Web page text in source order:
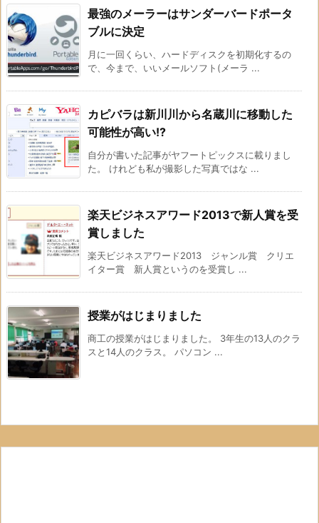
最強のメーラーはサンダーバードポータ
ブルに決定
月に一回くらい、ハードディスクを初期化するの
で、今まで、いいメールソフト(メーラ ...
カピバラは新川川から名蔵川に移動した
可能性が高い!?
自分が書いた記事がヤフートピックスに載りまし
た。 けれども私が撮影した写真ではな ...
楽天ビジネスアワード2013で新人賞を受
賞しました
楽天ビジネスアワード2013 ジャンル賞 クリエ
イター賞 新人賞というのを受賞し ...
授業がはじまりました
商工の授業がはじまりました。 3年生の13人のクラ
スと14人のクラス。 パソコン ...